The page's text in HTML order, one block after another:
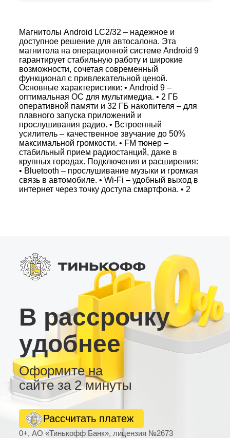
Магнитолы Android LC2/32 – надежное и
доступное решение для автосалона. Эта
магнитола на операционной системе Android 9
гарантирует стабильную работу и широкие
возможности, сочетая современный
функционал с привлекательной ценой.
Основные характеристики: • Android 9 –
оптимальная ОС для мультимедиа. • 2 ГБ
оперативной памяти и 32 ГБ накопителя – для
плавного запуска приложений и
прослушивания радио. • Встроенный
усилитель – качественное звучание до 50%
максимальной громкости. • FM тюнер –
стабильный прием радиостанций, даже в
крупных городах. Подключения и расширения:
• Bluetooth – прослушивание музыки и громкая
связь в автомобиле. • Wi-Fi – удобный выход в
интернет через точку доступа смартфона. • 2
Магнитола LC2/32 – идеальный выбор для
автолюбителей, ценящих функциональность и
доступную цену. Это универсальное
устройство станет отличным дополнением к
вашему автомобилю, обеспечив качественное
entertainment-решение.
В рассрочку
удобнее
Оформите на
сайте за 2 минуты
0+, АО «Тинькофф Банк», лицензия №2673
Рассчитать платеж